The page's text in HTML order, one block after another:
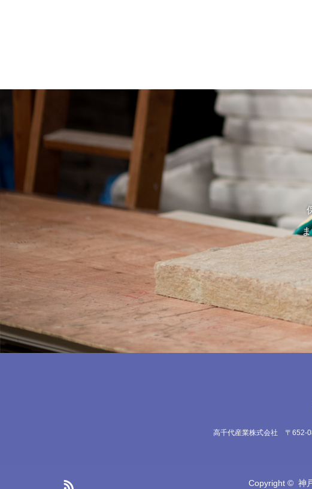
高千代産業株式会社 〒652-
Copyright © 神